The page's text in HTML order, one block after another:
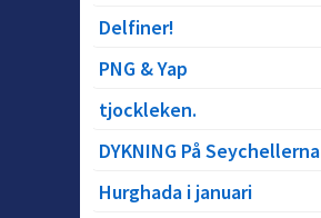
Delfiner!
PNG & Yap
tjockleken.
DYKNING På Seychellerna
Hurghada i januari